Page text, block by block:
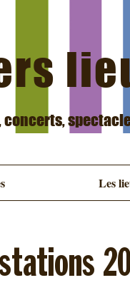
Les